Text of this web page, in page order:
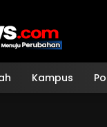
Kampus